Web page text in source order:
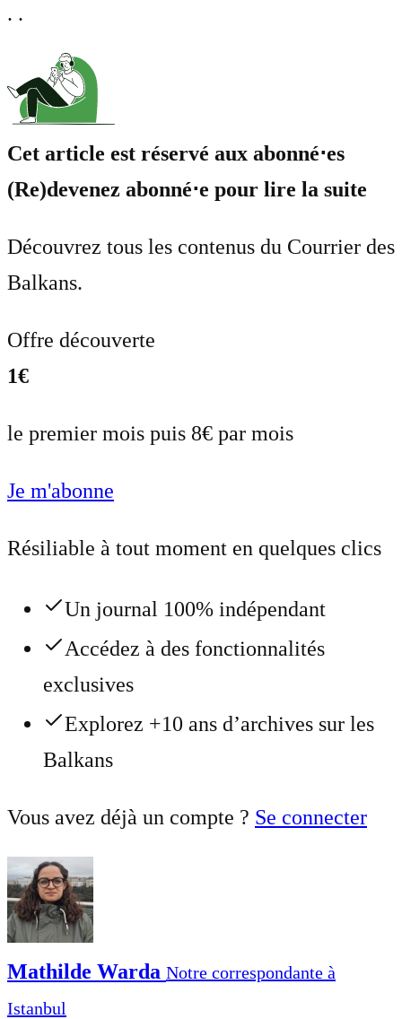
. .
Cet article est réservé aux abonné⋅es
(Re)devenez abonné⋅e pour lire la suite
Découvrez tous les contenus du Courrier des
Balkans.
Offre découverte
1€
le premier mois puis 8€ par mois
Je m'abonne
Résiliable à tout moment en quelques clics
Un journal 100% indépendant
Accédez à des fonctionnalités
exclusives
Explorez +10 ans d’archives sur les
Balkans
Vous avez déjà un compte ? Se connecter
Mathilde Warda Notre correspondante à
Istanbul